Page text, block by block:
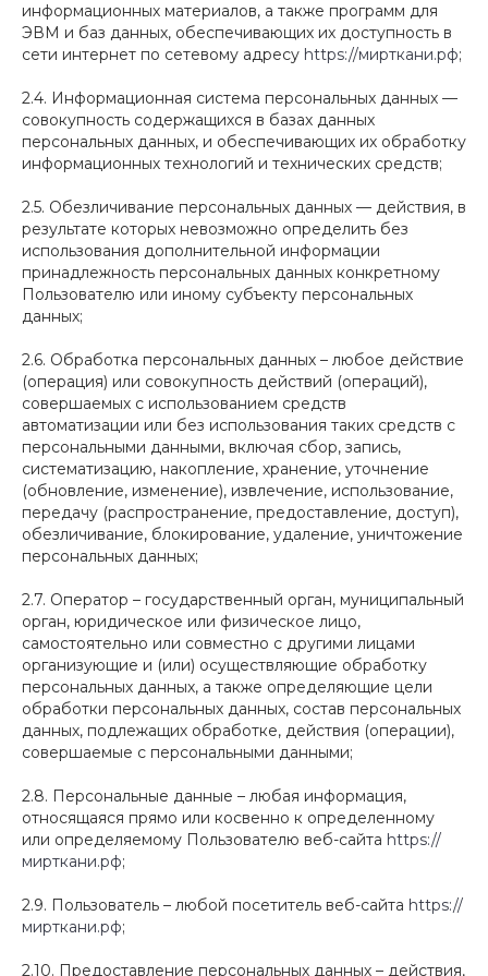
информационных материалов, а также программ для
ЭВМ и баз данных, обеспечивающих их доступность в
сети интернет по сетевому адресу https://мирткани.рф;
2.4. Информационная система персональных данных —
совокупность содержащихся в базах данных
персональных данных, и обеспечивающих их обработку
информационных технологий и технических средств;
2.5. Обезличивание персональных данных — действия, в
результате которых невозможно определить без
использования дополнительной информации
принадлежность персональных данных конкретному
Пользователю или иному субъекту персональных
данных;
2.6. Обработка персональных данных – любое действие
(операция) или совокупность действий (операций),
совершаемых с использованием средств
автоматизации или без использования таких средств с
персональными данными, включая сбор, запись,
систематизацию, накопление, хранение, уточнение
(обновление, изменение), извлечение, использование,
передачу (распространение, предоставление, доступ),
обезличивание, блокирование, удаление, уничтожение
персональных данных;
2.7. Оператор – государственный орган, муниципальный
орган, юридическое или физическое лицо,
самостоятельно или совместно с другими лицами
организующие и (или) осуществляющие обработку
персональных данных, а также определяющие цели
обработки персональных данных, состав персональных
данных, подлежащих обработке, действия (операции),
совершаемые с персональными данными;
2.8. Персональные данные – любая информация,
относящаяся прямо или косвенно к определенному
или определяемому Пользователю веб-сайта https://
мирткани.рф;
2.9. Пользователь – любой посетитель веб-сайта https://
мирткани.рф;
2.10. Предоставление персональных данных – действия,